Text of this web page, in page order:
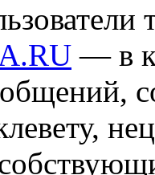
— в